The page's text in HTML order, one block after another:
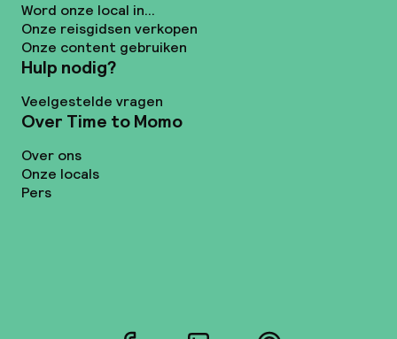
Word onze local in...
Onze reisgidsen verkopen
Onze content gebruiken
Hulp nodig?
Veelgestelde vragen
Over Time to Momo
Over ons
Onze locals
Pers